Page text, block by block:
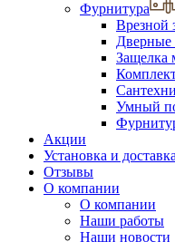
Фурнитура
Врезной
Дверные
Защелка
Умный
Акции
Установка и доставка
Отзывы
О компании
О компании
Наши работы
Наши новости